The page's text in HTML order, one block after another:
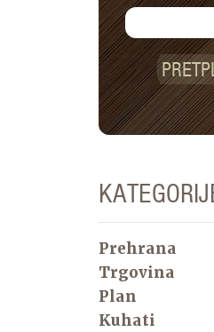
Prehrana
Trgovina
Plan
Kuhati